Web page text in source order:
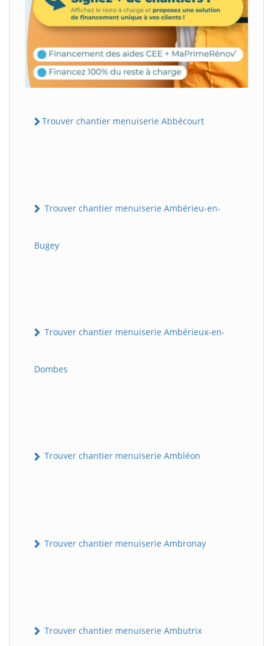
Trouver chantier menuiserie Abbécourt
Trouver chantier menuiserie Ambérieu-en-
Bugey
Trouver chantier menuiserie Ambérieux-en-
Dombes
Trouver chantier menuiserie Ambléon
Trouver chantier menuiserie Ambronay
Trouver chantier menuiserie Ambutrix